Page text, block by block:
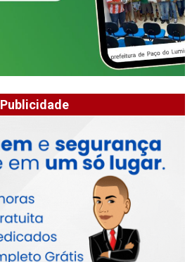
Publicidade